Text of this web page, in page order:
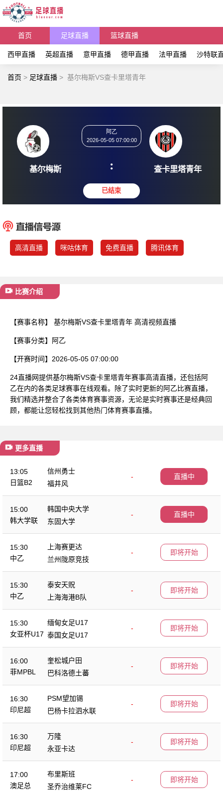
首页 足球直播 篮球直播
西甲直播 英超直播 意甲直播 德甲直播 法甲直播 沙特联
首页 > 足球直播 > 基尔梅斯VS查卡里塔青年
基尔梅斯
2026-05-05 07:00:00
: 查卡里
高清直播 咪咕体育 免费直播 腾讯体育
比赛介绍
【赛事名称】 基尔梅斯VS查卡里塔青年 高清视频直播
【赛事分类】 阿乙
【开赛时间】 2026-05-05 07:00:00
24直播网提供基尔梅斯VS查卡里塔青年赛事高清直播，还包括阿
乙在内的各类足球赛事在线观看。除了实时更新的阿乙比赛直播，
我们精选并整合了各类体育赛事资源，无论是实时赛事还是经典回
顾，都能让您轻松找到其他热门体育赛事直播。
更多直播
13:05
日篮B2
信州勇士
-
福井风
直播中
15:00
韩大学联
韩国中央大学
-
东固大学
直播中
15:30
中乙
上海赛更达
-
兰州陇原竞技
即将开始
15:30
中乙
泰安天贶
-
上海海港B队
即将开始
15:30
女亚杯U17
缅甸女足U17
-
泰国女足U17
即将开始
16:00
菲MPBL
奎松城户田
-
巴科洛德土蕃
即将开始
16:30
印尼超
PSM望加锡
-
巴杨卡拉泗水联
即将开始
16:30
印尼超
万隆
-
永亚卡达
即将开始
17:00
澳足总
布里斯班
-
圣乔治维莱FC
即将开始